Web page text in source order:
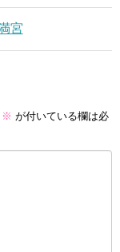
宮
※ が付いている欄は必